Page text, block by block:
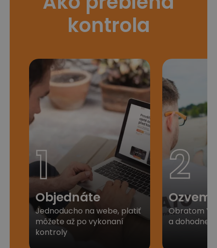
kontrola
1
Objednáte
Jednoducho na webe, platiť
môžete až po vykonaní
kontroly
2
Obratom
a